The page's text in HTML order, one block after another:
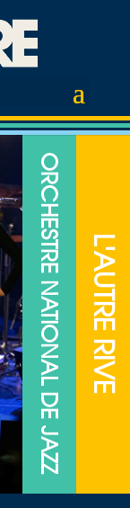
ORCHESTRE NATIONAL DE JAZZ L'AUTRE RIVE